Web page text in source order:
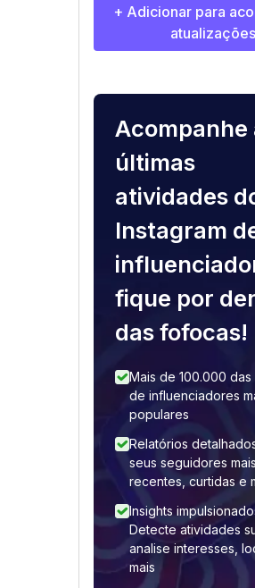
+ Adicionar para
atualizações
Acompanhe
últimas
atividades
Instagram
fique por
das fofocas!
Mais de 100.000 das
de influenciadores
populares
Relatórios
seus seguidores mais
recentes, curtidas e
Insights
Detecte atividades
analise interesses,
mais